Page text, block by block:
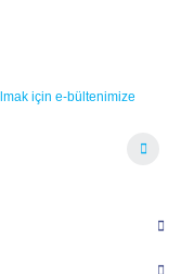
için e-bültenimize